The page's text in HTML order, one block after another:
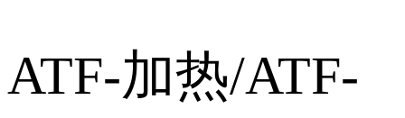
ATF-加热/ATF-